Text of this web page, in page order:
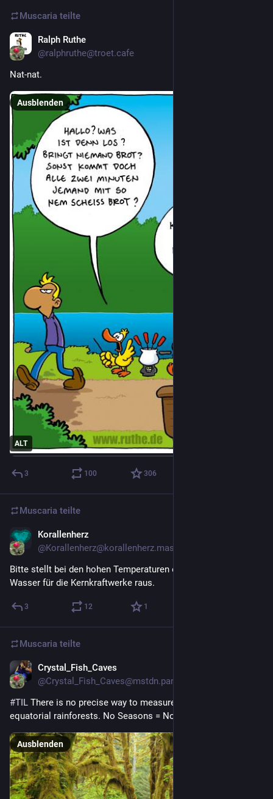
Muscaria teilte
Ralph Ruthe
@ralphruthe@troet.cafe
Nat-nat.
ALT
Ausblenden
3 100 306
Muscaria teilte
Korallenherz
@Korallenherz@korallenherz.masto.host
Bitte stellt bei den hohen Temperaturen eine Schale mit
Wasser für die Kernkraftwerke raus.
3 12 1
Muscaria teilte
Crystal_Fish_Caves
@Crystal_Fish_Caves@mstdn.party
#TIL There is no precise way to measure the age of trees in
equatorial rainforests. No Seasons = No Rings
Ausblenden